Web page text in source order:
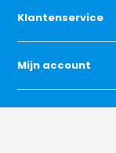
Klantenservice
Mijn account
Categorieën